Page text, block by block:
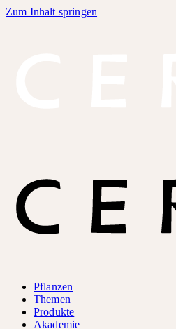
Zum Inhalt springen
Pflanzen
Themen
Produkte
Akademie